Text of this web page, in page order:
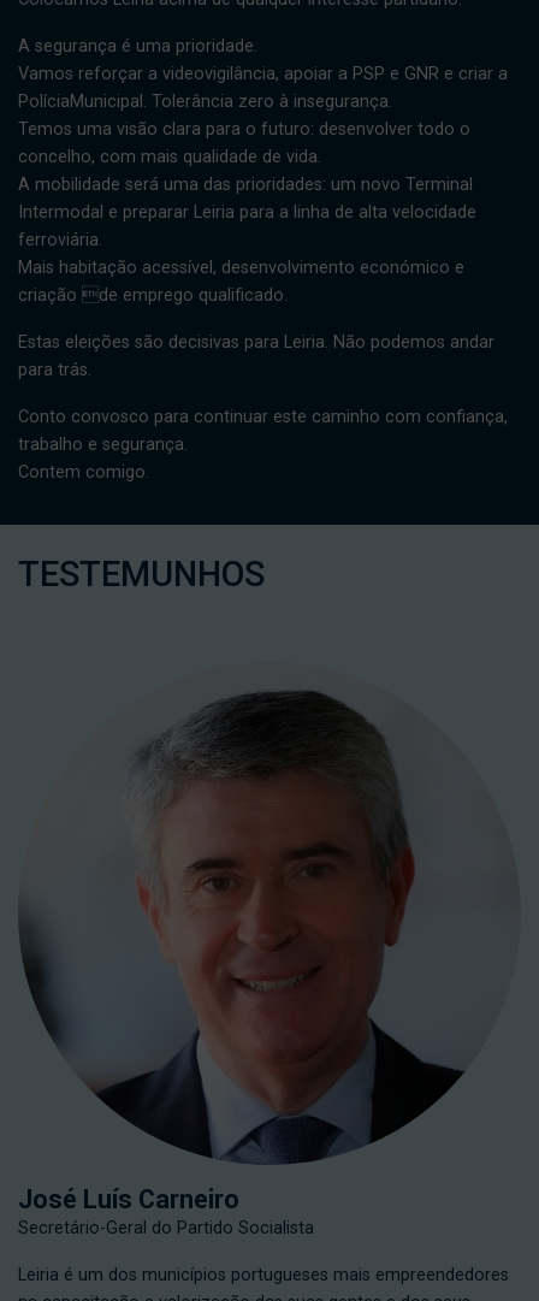
A segurança é uma prioridade.
Vamos reforçar a videovigilância, apoiar a PSP e GNR e criar a
PolíciaMunicipal. Tolerância zero à insegurança.
Temos uma visão clara para o futuro: desenvolver todo o
concelho, com mais qualidade de vida.
A mobilidade será uma das prioridades: um novo Terminal
Intermodal e preparar Leiria para a linha de alta velocidade
ferroviária.
Mais habitação acessível, desenvolvimento económico e
criação de emprego qualificado.
Estas eleições são decisivas para Leiria. Não podemos andar
para trás.
Conto convosco para continuar este caminho com confiança,
trabalho e segurança.
Contem comigo.
TESTEMUNHOS
José Luís Carneiro
Secretário-Geral do Partido Socialista
Leiria é um dos municípios portugueses mais empreendedores